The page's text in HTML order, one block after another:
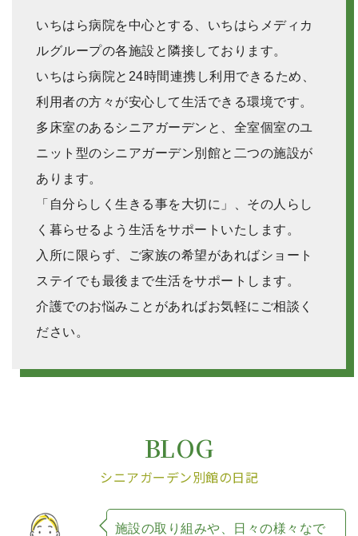
いちはら病院を中心とする、いちはらメディカ
ルグループの各施設と隣接しております。
いちはら病院と24時間連携し利用できるため、
利用者の方々が安心して生活できる環境です。
多床室のあるシニアガーデンと、全室個室のユ
ニット型のシニアガーデン別館と二つの施設が
あります。
「自分らしく生きる事を大切に」、その人らし
く暮らせるよう生活をサポートいたします。
入所に限らず、ご家族の希望があればショート
ステイでも最後まで生活をサポートします。
介護でのお悩みことがあればお気軽にご相談く
ださい。
BLOG
シニアガーデン別館の日記
施設の取 り組 みや 日 々の様 々 なで